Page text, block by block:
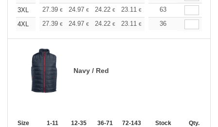
3XL
27.39 € 24.97 € 24.22 € 23.11 € 21.80€
63
4XL
27.39 € 24.97 € 24.22 € 23.11 € 21.80€
36
Navy / Red
Size 1-11 12-35 36-71 72-143 144-287 288 +
Stock Qty.